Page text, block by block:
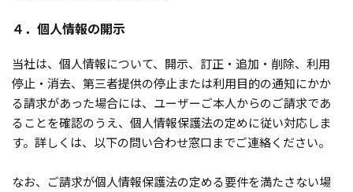
４．個人情報の開示
当社は、個人情報について、開示、訂正・追加・削除、利用
停止・消去、第三者提供の停止または利用目的の通知にかか
る請求があった場合には、ユーザーご本人からのご請求であ
ることを確認のうえ、個人情報保護法の定めに従い対応しま
す。詳しくは、以下の問い合わせ窓口までご連絡ください。
なお、ご請求が個人情報保護法の定める要件を満たさない場